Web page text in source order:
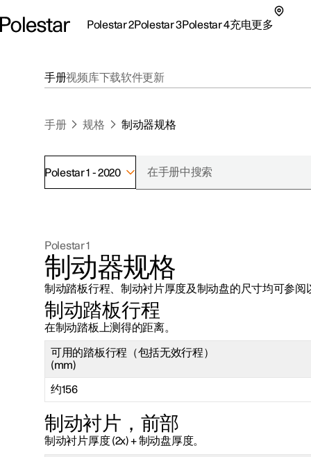
Polestar 2Polestar 3Polestar 4充电更多
联系我们
极星官方二手车
探索Polestar 3
联系我们
公共充电
家庭充电
车主服务
注册新闻
（在新窗
手册视频库下载软件更新
手册 规格 制动器规格
Polestar 1 - 2020
Polestar 1
制动器规格
制动踏板行程、制动衬片厚度及制动盘的尺寸均可参阅
制动踏板行程
在制动踏板上测得的距离。
可用的踏板行程（包括无效行程）
(mm)
约156
制动衬片，前部
制动衬片厚度 (2x) + 制动盘厚度。